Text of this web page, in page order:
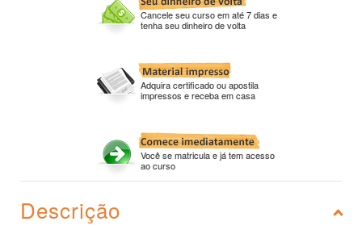
Cancele seu curso em até 7 dias e
tenha seu dinheiro de volta
Adquira certificado ou apostila
impressos e receba em casa
Você se matricula e já tem acesso
ao curso
Descrição